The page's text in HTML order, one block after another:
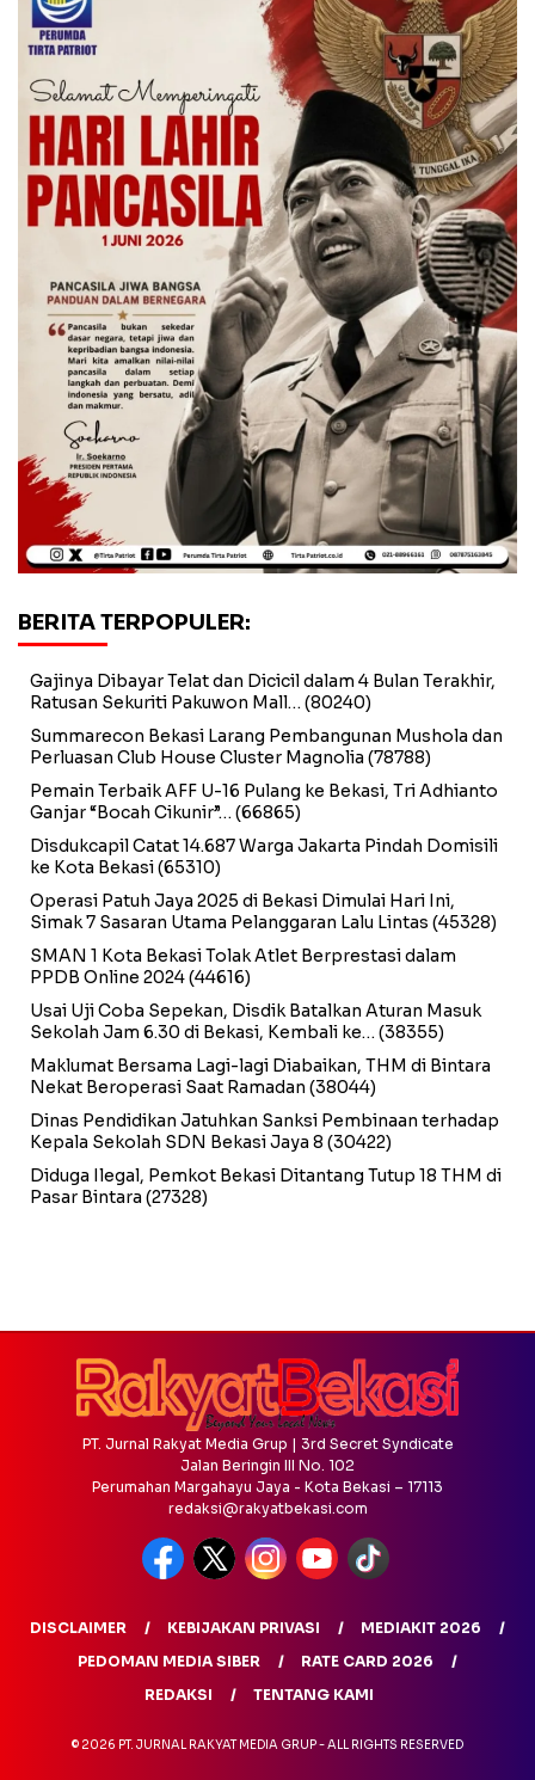
BERITA TERPOPULER:
Gajinya Dibayar Telat dan Dicicil dalam 4 Bulan Terakhir,
Ratusan Sekuriti Pakuwon Mall… (80240)
Summarecon Bekasi Larang Pembangunan Mushola dan
Perluasan Club House Cluster Magnolia (78788)
Pemain Terbaik AFF U-16 Pulang ke Bekasi, Tri Adhianto
Ganjar “Bocah Cikunir”… (66865)
Disdukcapil Catat 14.687 Warga Jakarta Pindah Domisili
ke Kota Bekasi(65310)
Operasi Patuh Jaya 2025 di Bekasi Dimulai Hari Ini,
Simak 7 Sasaran Utama Pelanggaran Lalu Lintas (45328)
SMAN 1 Kota Bekasi Tolak Atlet Berprestasi dalam
PPDB Online 2024(44616)
Usai Uji Coba Sepekan, Disdik Batalkan Aturan Masuk
Sekolah Jam 6.30 di Bekasi, Kembali ke… (38355)
Maklumat Bersama Lagi-lagi Diabaikan, THM di Bintara
Nekat Beroperasi Saat Ramadan (38044)
Dinas Pendidikan Jatuhkan Sanksi Pembinaan terhadap
Kepala Sekolah SDN Bekasi Jaya 8 (30422)
Diduga Ilegal, Pemkot Bekasi Ditantang Tutup 18 THM di
Pasar Bintara (27328)
PT. Jurnal Rakyat Media Grup | 3rd Secret Syndicate
Jalan Beringin III No. 102
Perumahan Margahayu Jaya - Kota Bekasi – 17113
redaksi@rakyatbekasi.com
DISCLAIMER KEBIJAKAN PRIVASI
MEDIAKIT 2026
PEDOMAN MEDIA SIBER
RATE CARD 2026
REDAKSI
TENTANG KAMI
© 2026 PT. JURNAL RAKYAT MEDIA GRUP - ALL RIGHTS RESERVED